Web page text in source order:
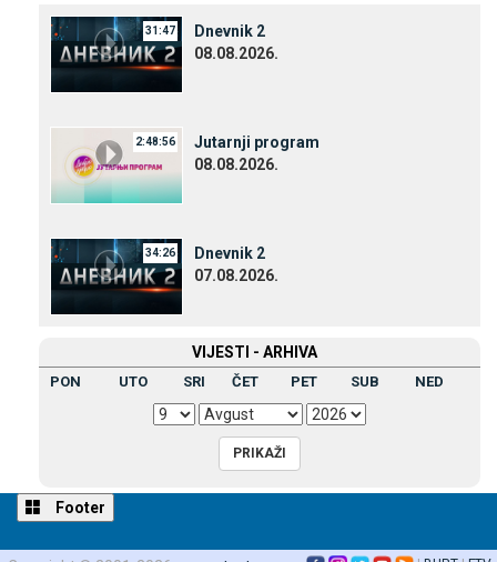
31:47
Dnevnik 2
08.08.2026.
2:48:56
Јutarnji program
08.08.2026.
34:26
Dnevnik 2
07.08.2026.
VIЈESTI - ARHIVA
PON UTO SRI ČET PET SUB NED
Footer